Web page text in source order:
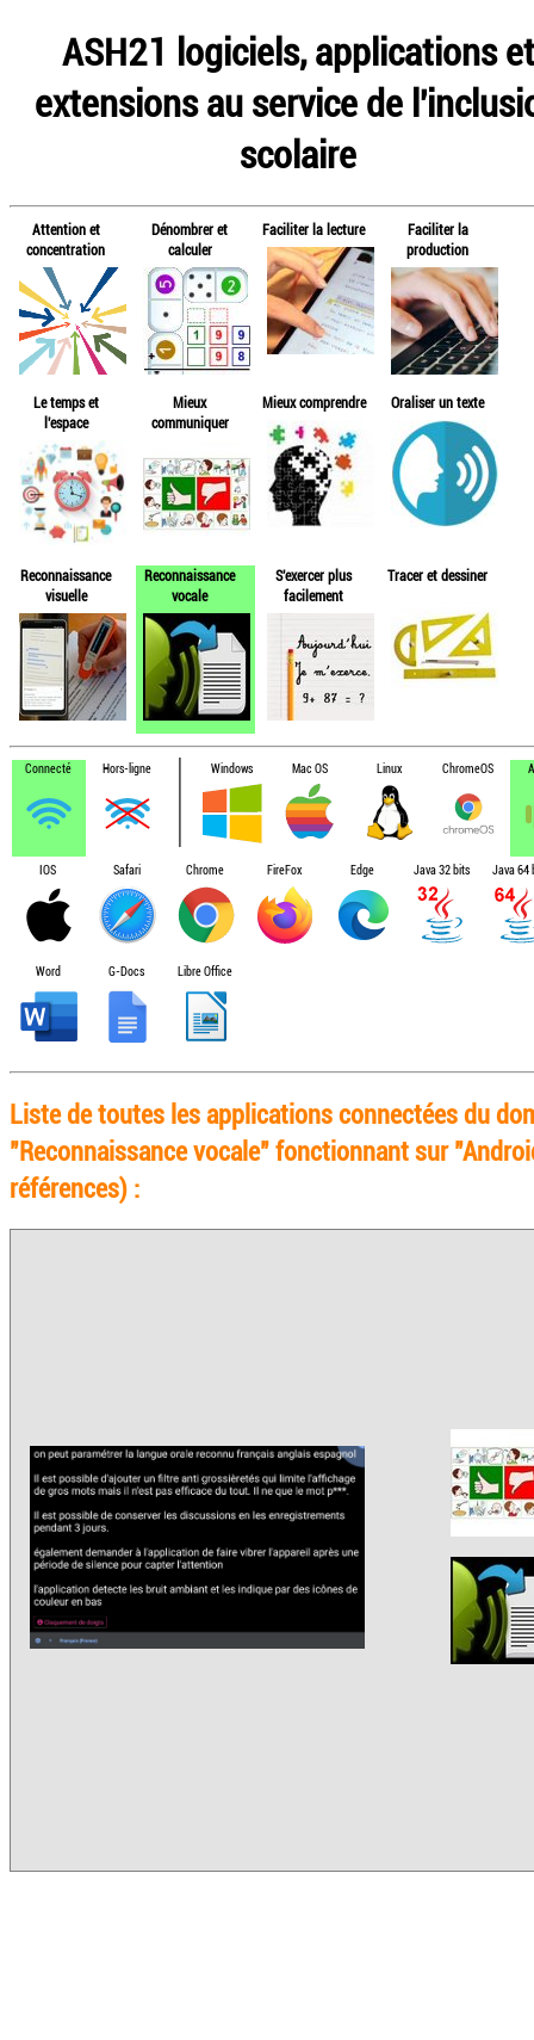
ASH21 logiciels, applications et
extensions au service de
scolaire
Attention et
concentration
Dénombrer et
calculer
Faciliter la lecture
Faciliter la
production
Le temps et
l'espace
Mieux
communiquer
Mieux comprendre Oraliser un texte
Reconnaissance
visuelle
Reconnaissance
vocale
S'exercer plus
facilement
Tracer et dessiner
Connecté Hors-ligne Windows Mac OS Linux ChromeOS
IOS Safari Chrome FireFox Edge Java 32 bits Java 64
Word G-Docs Libre Office
Liste de toutes les applications connectées du
"Reconnaissance vocale" fonctionnant sur
références) :